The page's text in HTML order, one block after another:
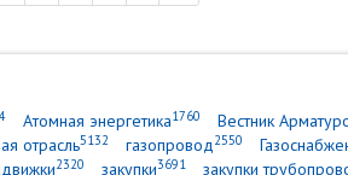
Атомная энергетика1760 Вестник
отрасль5132 газопровод2550
2320 закупки3691 закупки